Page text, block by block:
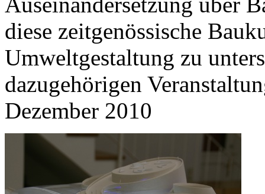
diese zeitgenössische
Umweltgestaltung zu
dazugehörigen
Dezember 2010